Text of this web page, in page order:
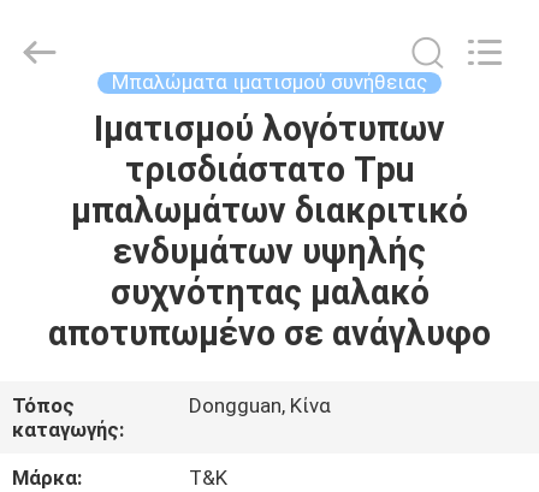
ΠΡΟΪΌΝΤΑ
ΠΕΡΊΠΟΥ
ΕΜΕΊΣ
ΓΎΡΟΣ
ΕΡΓΟΣΤΑΣΊΩΝ
Accessories
Co.,Ltd.
Μπαλώματα ιματισμού συνήθειας
Ιματισμού λογότυπων
τρισδιάστατο Tpu
μπαλωμάτων διακριτικό
ενδυμάτων υψηλής
συχνότητας μαλακό
αποτυπωμένο σε ανάγλυφο
Τόπος
καταγωγής:
Dongguan, Κίνα
Μάρκα:
T&K